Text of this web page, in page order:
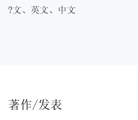
?文、英文、中文
著作/发表